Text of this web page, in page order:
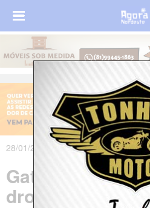
28/01/2019 às 15h35m
Gato é
drogas e